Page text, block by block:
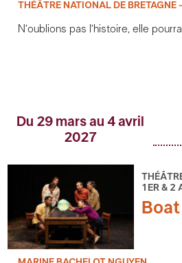
THÉÂTRE NATIONAL DE BRETAGNE
N’oublions pas l’histoire, elle
Du 29 mars au 4 avril
2027
1ER & 2